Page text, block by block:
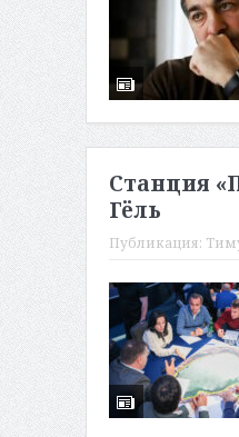
Станция
Гёль
Публикация: